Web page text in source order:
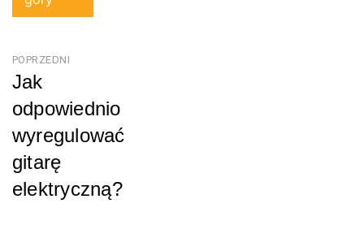
Nawigacja
wpisu
POPRZEDNI
Jak
odpowiednio
wyregulować
gitarę
elektryczną?